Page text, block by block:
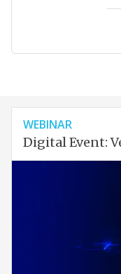
WEBINAR
Digital Event: